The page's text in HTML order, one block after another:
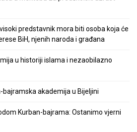
predstavnik mora biti osoba koja će
BiH, njenih naroda i građana
u historiji islama i nezaobilazno
bajramska akademija u Bijeljini
Kurban-bajrama: Ostanimo vjerni